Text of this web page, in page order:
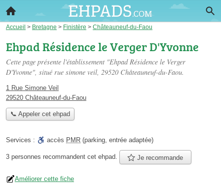
Accueil > Bretagne > Finistère > Châteauneuf-du-Faou
Ehpad Résidence le Verger D'Yvonne
Cette page présente l'établissement "Ehpad Résidence le Verger
D'Yvonne", situé rue simone veil, 29520 Châteauneuf-du-Faou.
1 Rue Simone Veil
29520 Châteauneuf-du-Faou
📞 Appeler cet ehpad
Services : accès PMR (parking, entrée adaptée)
3 personnes recommandent cet ehpad. Je recommande
Améliorer cette fiche